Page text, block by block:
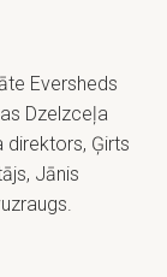
Eversheds
Dzelzceļa
direktors, Ģirts
Jānis